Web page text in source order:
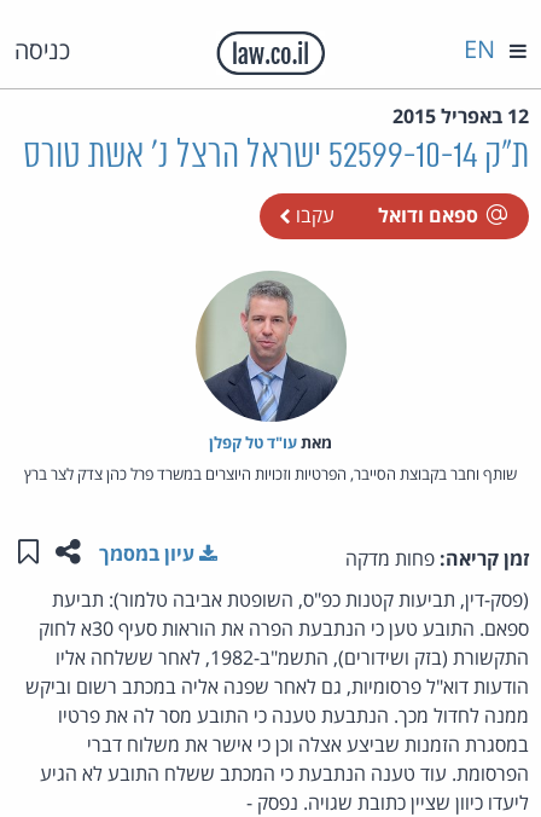
כניסה EN
12 באפריל 2015
ת"ק 52599-10-14 ישראל הרצל נ' אשת טורס
ספאם ודואל עקבו
מאת‏עו"ד טל קפלן
שותף וחבר בקבוצת הסייבר, הפרטיות וזכויות היוצרים במשרד פרל כהן צדק לצר ברץ
זמן קריאה: פחות מדקה שתפו
עיון במסמך
(פסק-דין, תביעות קטנות כפ"ס, השופטת אביבה טלמור): תביעת
ספאם. התובע טען כי הנתבעת הפרה את הוראות סעיף 30א לחוק
התקשורת (בזק ושידורים), התשמ"ב-1982, לאחר ששלחה אליו
הודעות דוא"ל פרסומיות, גם לאחר שפנה אליה במכתב רשום וביקש
ממנה לחדול מכך. הנתבעת טענה כי התובע מסר לה את פרטיו
במסגרת הזמנות שביצע אצלה וכן כי אישר את משלוח דברי
הפרסומת. עוד טענה הנתבעת כי המכתב ששלח התובע לא הגיע
ליעדו כיוון שציין כתובת שגויה. נפסק -